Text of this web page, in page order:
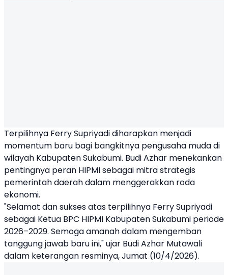
Terpilihnya Ferry Supriyadi diharapkan menjadi
momentum baru bagi bangkitnya pengusaha muda di
wilayah Kabupaten Sukabumi. Budi Azhar menekankan
pentingnya peran HIPMI sebagai mitra strategis
pemerintah daerah dalam menggerakkan roda
ekonomi.
"Selamat dan sukses atas terpilihnya Ferry Supriyadi
sebagai Ketua BPC HIPMI Kabupaten Sukabumi periode
2026–2029. Semoga amanah dalam mengemban
tanggung jawab baru ini," ujar Budi Azhar Mutawali
dalam keterangan resminya, Jumat (10/4/2026).